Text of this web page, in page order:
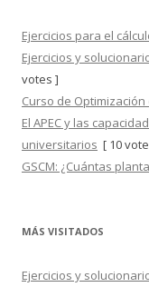
Ejercicios para el
Ejercicios y
votes ]
Curso de
El APEC y las
universitarios [ 10
GSCM: ¿Cuántas
MÁS VISITADOS
Ejercicios y